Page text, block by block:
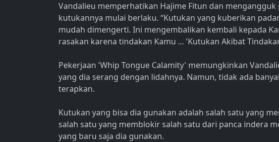
Vandalieu memperhatikan Hajime Fitun dan mengangguk
kutukannya mulai berlaku. “Kutukan yang kuberikan
mudah dimengerti. Ini mengembalikan kembali kepada
rasakan karena tindakan Kamu ... 'Kutukan Akibat
Pekerjaan 'Whip Tongue Calamity' memungkinkan
yang dia serang dengan lidahnya. Namun, tidak ada
terapkan.
Kutukan yang bisa dia gunakan adalah salah satu yang
salah satu yang memblokir salah satu dari panca indera
yang baru saja dia gunakan.